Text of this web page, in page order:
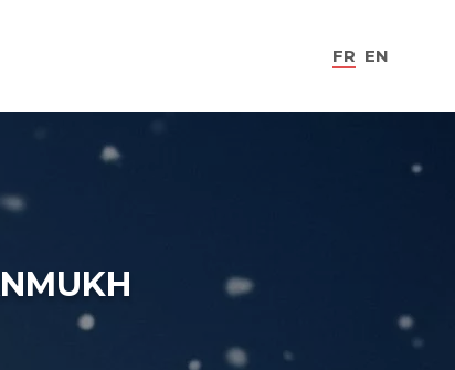
FR EN